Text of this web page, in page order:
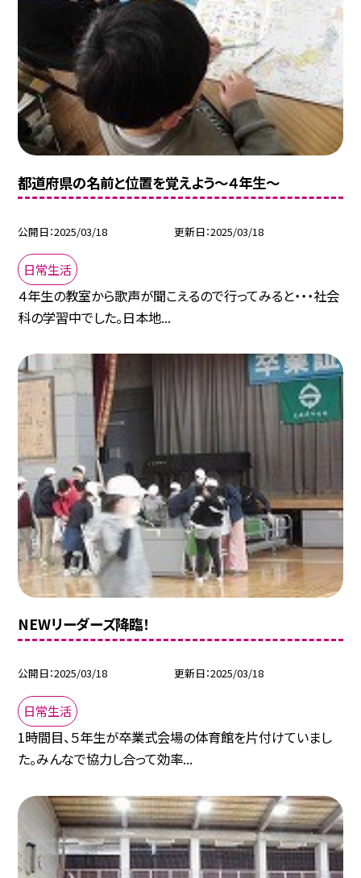
都道府県の名前と位置を覚えよう～４年生～
公開日 2025/03/18 更新日 2025/03/18
日常生活
４年生の教室から歌声が聞こえるので行ってみると・・・社会
科の学習中でした。日本地...
NEWリーダーズ降臨！
公開日 2025/03/18 更新日 2025/03/18
日常生活
1時間目、５年生が卒業式会場の体育館を片付けていまし
た。みんなで協力し合って効率...